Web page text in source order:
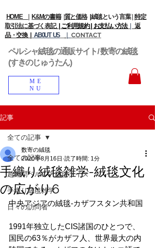
HOME K&Mの書籍| 質と価格| 絨毯という言葉 |特定
取引法に基づく表記
| ご利用規約 | お支払い方法
返
品・交換 |
AB0UT US CONTACT
ペルシャ絨毯の通販サイト/ 数寄の絨毯
(すきのじゅうたん)
ME
NU
記事
全ての記事
超難問ペルシア絨毯クイズ
手織り絨毯雑学
日々の訪問者
全ての記事
手織り絨毯雑学-絨毯文化
の広がり6
数寄の絨毯
2020年8月16日 読了時間: 1分
中央アジアの絨毯-カザフスタン共和国
1991年独立したCIS諸国のひとつで、
国民の63％がカザフ人、世界最大の内